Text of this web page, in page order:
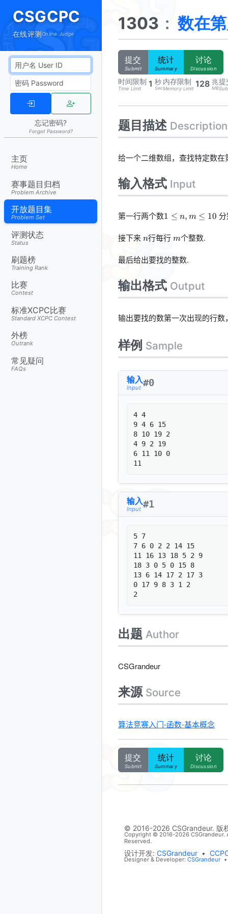
CSGCPC
在线评测Online Judge
忘记密码?
Forgot Password?
主页
Home
赛事题目归档
Problem Archive
开放题目集
Problem Set
评测状态
Status
刷题榜
Training Rank
比赛
Contest
标准XCPC比赛
Standard XCPC Contest
外榜
Outrank
常见疑问
FAQs
1303 : 数在
提交
Submit
统计
Summary
讨论
Discussion
时间限制
Time Limit 1 秒
Sec
内存限制
Memory Limit 128 兆
MB
提
题目描述 Description
给一个二维数组，查找特定数在
输入格式 Input
第一行两个数1
\leq
n,
m
10
1 ≤ n, m ≤ 10
接下来 n
n行每行 m
m个整数.
最后给出要找的整数.
输出格式 Output
输出要找的数第一次出现的行
样例 Sample
输入
Input #0
4 4
9 4 6 15
8 10 19 2
4 9 2 19
6 11 10 0
输入
Input #1
5 7
7 6 0 2 2 14 15
11 16 13 18 5 2 9
18 3 0 5 0 15 8
13 6 14 17 2 17 3
0 17 9 8 3 1 2
出题 Author
CSGrandeur
来源 Source
算法竞赛入门-函数-基本概念
提交
Submit
统计
Summary
讨论
Discussion
© 2016-2026 CSGrandeur. 版
Copyright © 2016-2026 CSGrandeur.
Reserved.
设计开发: CSGrandeur •
Designer & Developer: CSGrandeur •